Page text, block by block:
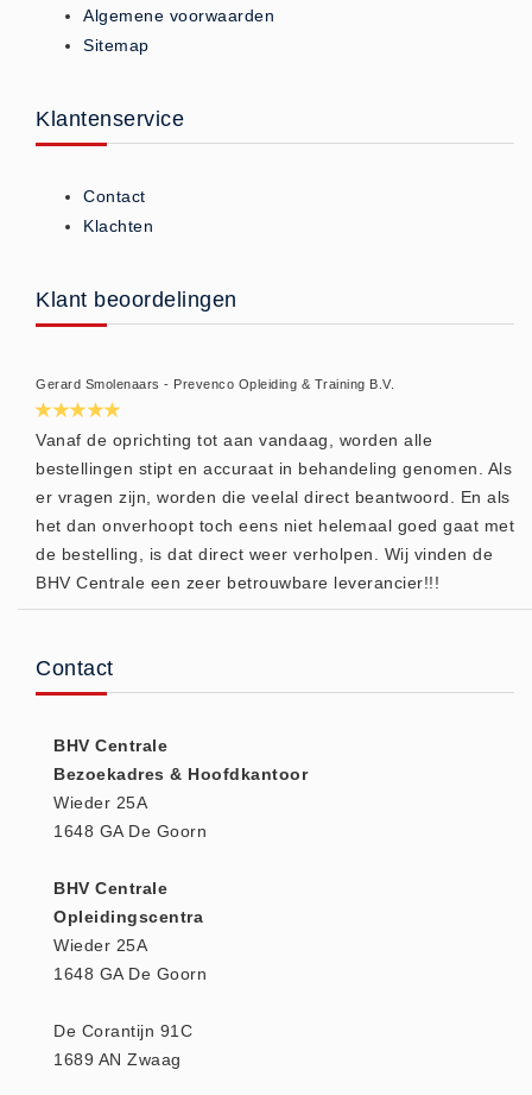
VCA Trajecten
ISO 9001 Begeleiding
Inspectiecentrale
Ons Team
Nieuws
Contact
Klachten
Privacy
Retourneren
Algemene Voorwaarden
Vacatures
Winkel
(20)
Actie (5)
AED batterijen (12)
AED binnen - buiten kasten (11)
Beademings materialen (6)
AED trainers (14)
Algemene voorwaarden
Sitemap
Klantenservice
Contact
Klachten
Klant beoordelingen
Gerard Smolenaars - Prevenco Opleiding & Training B.V.
Vanaf de oprichting tot aan vandaag, worden alle
bestellingen stipt en accuraat in behandeling genomen. Als
er vragen zijn, worden die veelal direct beantwoord. En als
het dan onverhoopt toch eens niet helemaal goed gaat met
de bestelling, is dat direct weer verholpen. Wij vinden de
BHV Centrale een zeer betrouwbare leverancier!!!
Contact
BHV Centrale
Bezoekadres & Hoofdkantoor
Wieder 25A
1648 GA De Goorn
BHV Centrale
Opleidingscentra
Wieder 25A
1648 GA De Goorn
De Corantijn 91C
1689 AN Zwaag